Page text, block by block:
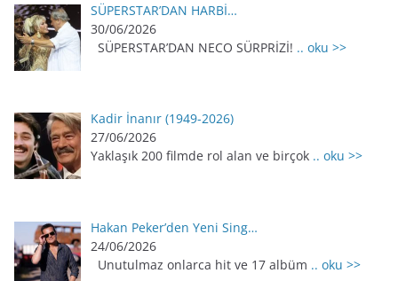
SÜPERSTAR’DAN HARBİ…
30/06/2026
SÜPERSTAR’DAN NECO SÜRPRİZİ! .. oku >>
Kadir İnanır (1949-2026)
27/06/2026
Yaklaşık 200 filmde rol alan ve birçok .. oku >>
Hakan Peker’den Yeni Sing…
24/06/2026
Unutulmaz onlarca hit ve 17 albüm .. oku >>